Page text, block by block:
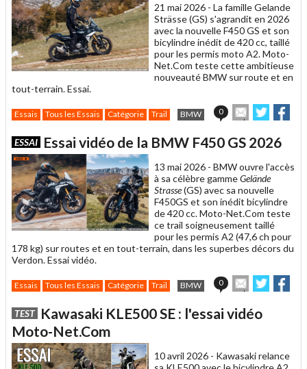
21 mai 2026 - La famille Gelande
Strässe (GS) s'agrandit en 2026
avec la nouvelle F450 GS et son
bicylindre inédit de 420 cc, taillé
pour les permis moto A2. Moto-
Net.Com teste cette ambitieuse
nouveauté BMW sur route et en
tout-terrain. Essai.
Essais Tous les Essais Catégorie Trail BMW 0
Envoyer
cet
à
ami
Partager
sur sur
ESSAI Essai vidéo de la BMW F450 GS 2026
13 mai 2026 - BMW ouvre l'accès
à sa célèbre gammeGelände
Strasse(GS) avec sa nouvelle
F450GS et son inédit bicylindre
de 420 cc. Moto-Net.Com teste
ce trail soigneusement taillé
pour les permis A2 (47,6 ch pour
178 kg) sur routes et en tout-terrain, dans les superbes décors du
Verdon. Essai vidéo.
Essais Tous les Essais Catégorie Trail BMW 0
Envoyer
cet
à
Partager
sur sur
TEST Kawasaki KLE500 SE : l'essai vidéo
Moto-Net.Com
10 avril 2026 - Kawasaki relance